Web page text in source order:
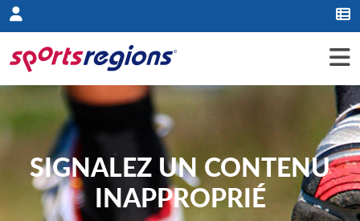
Panneau de gestion des cookies
SIGNALEZ UN CONTENU
INAPPROPRIÉ